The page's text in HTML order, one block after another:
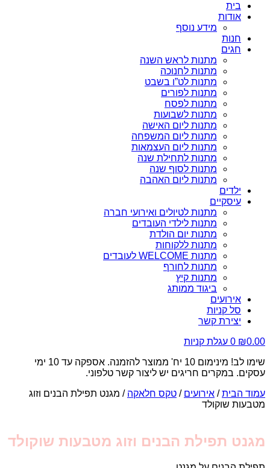
בית
אודות
מידע נוסף
חנות
חגים
מתנות לראש השנה
מתנות לחנוכה
מתנות לט”ו בשבט
מתנות לפורים
מתנות לפסח
מתנות לשבועות
מתנות ליום האישה
מתנות ליום המשפחה
מתנות ליום העצמאות
מתנות לתחילת שנה
מתנות לסוף שנה
מתנות ליום האהבה
ילדים
עיסקיים
מתנות לטיולים ואירועי חברה
מתנות לילדי העובדים
מתנות יום הולדת
מתנות ללקוחות
מתנות WELCOME לעובדים
מתנות לחורף
מתנות קיץ
ביגוד ממותג
אירועים
סל קניות
יצירת קשר
₪0.00
0 עגלת קניות
שימו לב! מינימום 10 יח' ממוצר להזמנה. אספקה עד 10 ימי
עסקים. במקרים חריגים יש ליצור קשר טלפוני.
עמוד הבית/ אירועים / טקס חלאקה / מגנט תפילת הבנים וזוג
מטבעות שוקולד
מגנט תפילת הבנים וזוג מטבעות שוקולד